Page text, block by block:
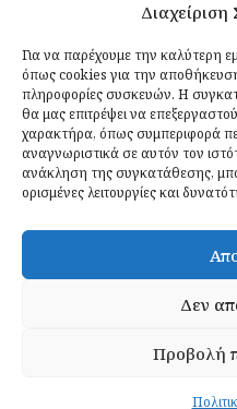
Για να παρέχουμε την καλύτερη
όπως cookies για την
πληροφορίες συσκευών. Η
θα μας επιτρέψει να
χαρακτήρα, όπως συμπεριφορά
αναγνωριστικά σε αυτόν τον
ανάκληση της συγκατάθεσης,
ορισμένες λειτουργίες και
Δεν
Προβολή
Η Κρυφή Αλήθεια για τα
Ιδανικές Τροφές 2 Απριλίου 2026
Εγγραφείτε
Έχω διαβάσει και δέχομαι